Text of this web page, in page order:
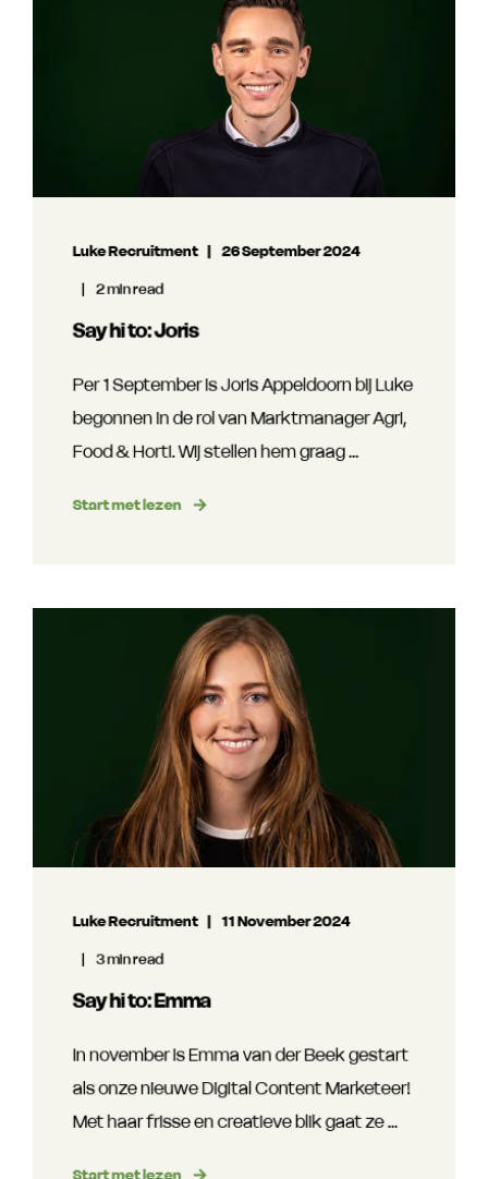
Luke Recruitment
26 September 2024
2 min read
Say hi to: Joris
Per 1 September is Joris Appeldoorn bij Luke
begonnen in de rol van Marktmanager Agri,
Food & Horti. Wij stellen hem graag ...
Start met lezen
Luke Recruitment
11 November 2024
3 min read
Say hi to: Emma
In november is Emma van der Beek gestart
als onze nieuwe Digital Content Marketeer!
Met haar frisse en creatieve blik gaat ze ...
Start met lezen